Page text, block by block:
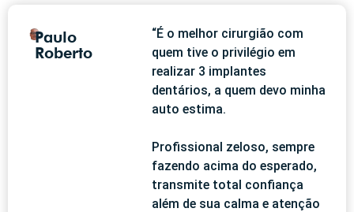
Paulo
Roberto
“É o melhor cirurgião com
quem tive o privilégio em
realizar 3 implantes
dentários, a quem devo minha
auto estima.
Profissional zeloso, sempre
fazendo acima do esperado,
transmite total confiança
além de sua calma e atenção